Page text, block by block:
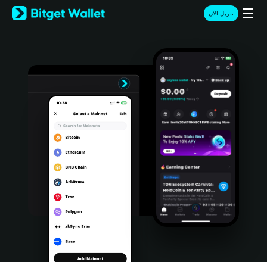
English
日本語
Türkçe
Português (Portugal)
Bahasa Indonesia
Português (Brasil)
تنزيل الآن